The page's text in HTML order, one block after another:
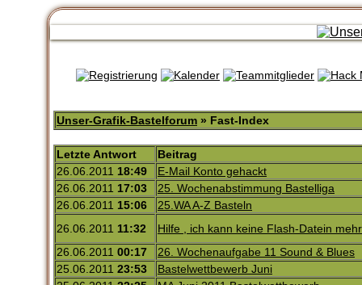
Unser-Grafik-Bastelforum » Fast-Index
Letzte Antwort
Beitrag
26.06.2011 18:49
E-Mail Konto gehackt
26.06.2011 17:03
25. Wochenabstimmung Bastelliga
26.06.2011 15:06
25.WA A-Z Basteln
26.06.2011 11:32
Hilfe , ich kann keine Flash-Datein
26.06.2011 00:17
26. Wochenaufgabe 11 Sound & Blues
25.06.2011 23:53
Bastelwettbewerb Juni